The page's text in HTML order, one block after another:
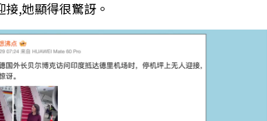
,她顯得很驚訝。